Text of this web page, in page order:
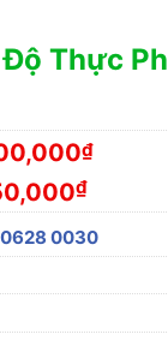
Thực
₫
₫
0628 0030